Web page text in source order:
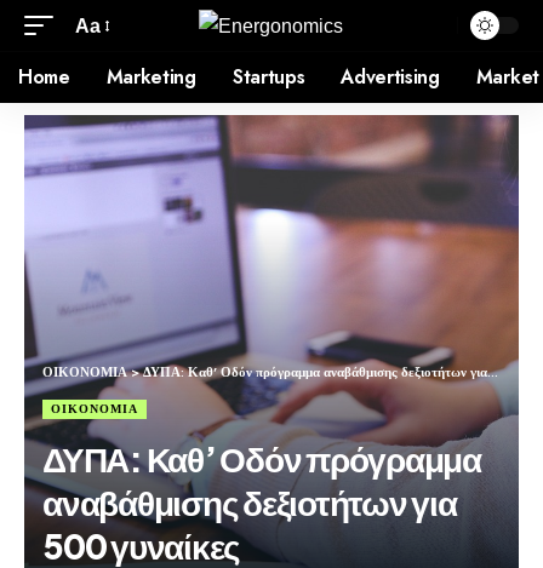
Aa
Home Marketing Startups Advertising Market
ΟΙΚΟΝΟΜΙΑ>ΔΥΠΑ: Καθ’ Οδόν πρόγραμμα αναβάθμισης δεξιοτήτων για 500 γυναίκες
ΟΙΚΟΝΟΜΙΑ
ΔΥΠΑ: Καθ’ Οδόν πρόγραμμα
αναβάθμισης δεξιοτήτων για
500 γυναίκες